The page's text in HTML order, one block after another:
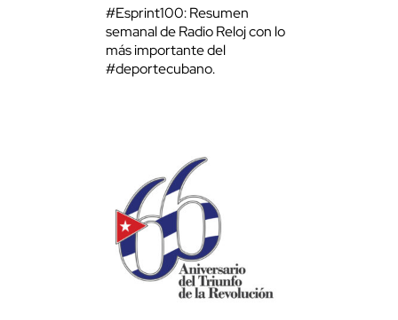
#Esprint100: Resumen
semanal de Radio Reloj con lo
más importante del
#deportecubano.